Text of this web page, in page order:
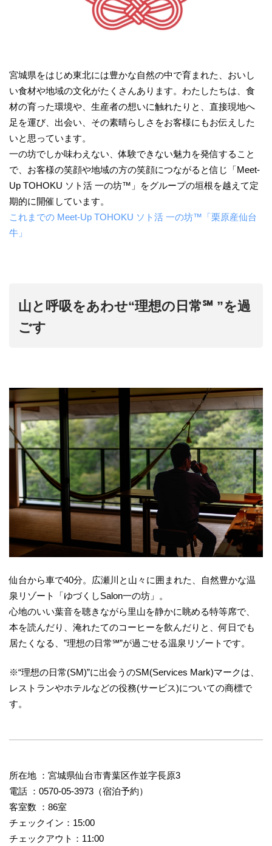
宮城県をはじめ東北には豊かな自然の中で育まれた、おいし
い食材や地域の文化がたくさんあります。わたしたちは、食
材の育った環境や、生産者の想いに触れたりと、直接現地へ
足を運び、出会い、その素晴らしさをお客様にもお伝えした
いと思っています。
一の坊でしか味わえない、体験できない魅力を発信すること
で、お客様の笑顔や地域の方の笑顔につながると信じ「Meet-
Up TOHOKU ソト活 一の坊™」をグループの垣根を越えて定
期的に開催しています。
これまでの Meet-Up TOHOKU ソト活 一の坊™「栗原産仙台
牛」
山と呼吸をあわせ“理想の日常℠ ”を過
ごす
仙台から車で40分。広瀬川と山々に囲まれた、自然豊かな温
泉リゾート「ゆづくしSalon一の坊」。
心地のいい葉音を聴きながら里山を静かに眺める特等席で、
本を読んだり、淹れたてのコーヒーを飲んだりと、何日でも
居たくなる、”理想の日常℠”が過ごせる温泉リゾートです。
※“理想の日常(SM)”に出会うのSM(Services Mark)マークは、
レストランやホテルなどの役務(サービス)についての商標で
す。
所在地 ：宮城県仙台市青葉区作並字長原3
電話 ：0570-05-3973（宿泊予約）
客室数 ：86室
チェックイン：15:00
チェックアウト：11:00